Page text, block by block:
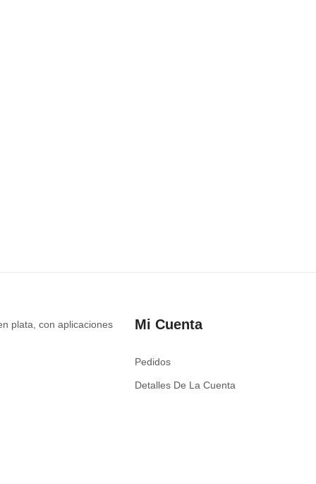
plata, con aplicaciones
Mi Cuenta
Pedidos
Detalles De La Cuenta